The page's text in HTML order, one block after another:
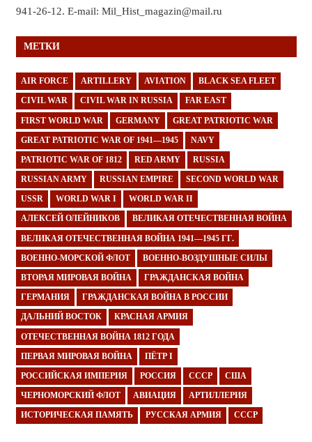
941-26-12. E-mail: Mil_Hist_magazin@mail.ru
МЕТКИ
AIR FORCE ARTILLERY AVIATION BLACK SEA FLEET
CIVIL WAR CIVIL WAR IN RUSSIA FAR EAST
FIRST WORLD WAR GERMANY GREAT PATRIOTIC WAR
GREAT PATRIOTIC WAR OF 1941—1945 NAVY
PATRIOTIC WAR OF 1812 RED ARMY RUSSIA
RUSSIAN ARMY RUSSIAN EMPIRE SECOND WORLD WAR
USSR WORLD WAR I WORLD WAR II
АЛЕКСЕЙ ОЛЕЙНИКОВ ВЕЛИКАЯ ОТЕЧЕСТВЕННАЯ ВОЙНА
ВЕЛИКАЯ ОТЕЧЕСТВЕННАЯ ВОЙНА 1941—1945 ГГ.
ВОЕННО-МОРСКОЙ ФЛОТ ВОЕННО-ВОЗДУШНЫЕ СИЛЫ
ВТОРАЯ МИРОВАЯ ВОЙНА ГРАЖДАНСКАЯ ВОЙНА
ГЕРМАНИЯ ГРАЖДАНСКАЯ ВОЙНА В РОССИИ
ДАЛЬНИЙ ВОСТОК КРАСНАЯ АРМИЯ
ОТЕЧЕСТВЕННАЯ ВОЙНА 1812 ГОДА
ПЕРВАЯ МИРОВАЯ ВОЙНА ПЁТР I
РОССИЙСКАЯ ИМПЕРИЯ РОССИЯ СССР США
ЧЕРНОМОРСКИЙ ФЛОТ АВИАЦИЯ АРТИЛЛЕРИЯ
ИСТОРИЧЕСКАЯ ПАМЯТЬ РУССКАЯ АРМИЯ СССР